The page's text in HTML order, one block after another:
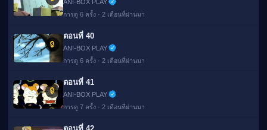
ANI-BOX PLAY
การดู 6 ครั้ง · 2 เดือนที่ผ่านมา
🔒
ตอนที่ 40
ANI-BOX PLAY
การดู 6 ครั้ง · 2 เดือนที่ผ่านมา
🔒
ตอนที่ 41
ANI-BOX PLAY
การดู 7 ครั้ง · 2 เดือนที่ผ่านมา